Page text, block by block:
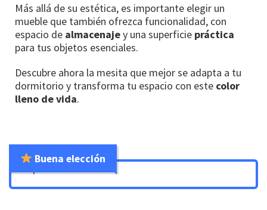
Más allá de su estética, es importante elegir un
mueble que también ofrezca funcionalidad, con
espacio de almacenajey una superficie práctica
para tus objetos esenciales.
Descubre ahora la mesita que mejor se adapta a tu
dormitorio y transforma tu espacio con este color
lleno de vida.
Buena elección